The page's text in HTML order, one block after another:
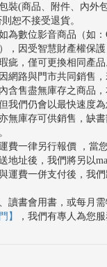
裝(商品、附件、內外
恕不接受退貨。
為數位影音商品（如：
，因受智慧財產權保護
疵，僅可更換相同產品
網路與門市共同銷售
含售盡無庫存之商品
我們仍會以最快速度
無庫存可供銷售，缺
費一律另行報價 ，當
地址後，我們將另以
運費一併支付後，我
讀書會用書，或每月
】
，我們有專人為您服